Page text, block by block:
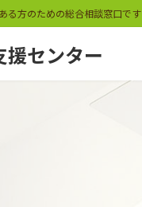
る方のための総合相談窓口です
援センター